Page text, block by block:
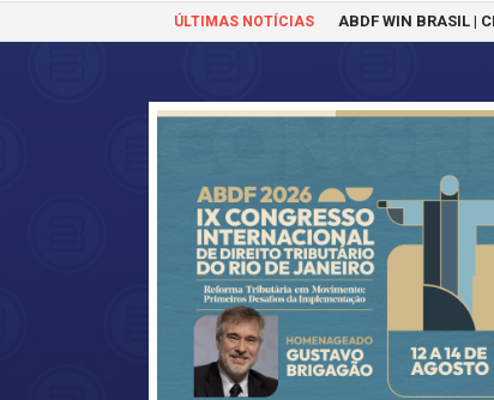
ÚLTIMAS NOTÍCIAS ABDF WIN BRASIL |